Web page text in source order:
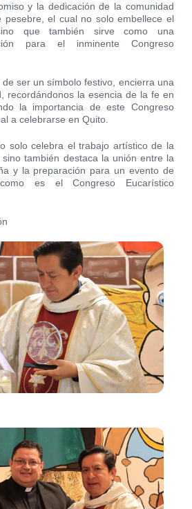
y la dedicación de la comunidad
pesebre, el cual no solo embellece el
que también sirve como una
para el inminente Congreso
ser un símbolo festivo, encierra una
recordándonos la esencia de la fe en
la importancia de este Congreso
a celebrarse en Quito.
solo celebra el trabajo artístico de la
también destaca la unión entre la
y la preparación para un evento de
es el Congreso Eucarístico